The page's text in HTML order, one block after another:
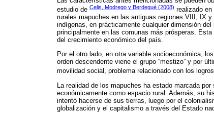
estudio de Celis, Modrego y Berdegué (2008) realizado
rurales mapuches en las antiguas regiones VIII, IX
indígenas, en prácticamente cualquier dimensión
principalmente en las comunas más prósperas.
del crecimiento económico del país.
Por el otro lado, en otra variable socioeconómica,
orden descendente viene el grupo “mestizo” y por
movilidad social, problema relacionado con los
La realidad de los mapuches ha estado marcada
económicamente como espacio rural. Además, su
intentó hacerse de sus tierras, luego por el
globalización y el capitalismo a través del Estado